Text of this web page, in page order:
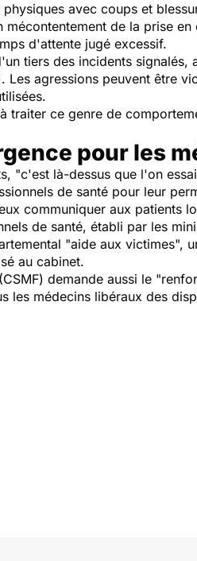
avec coups et
de la prise
d'attente jugé excessif.
tiers des incidents
agressions peuvent être
traiter ce genre de
pour les
"c'est là-dessus que l'on
de santé pour leur
communiquer aux patients
de santé, établi par les
"aide aux victimes",
au cabinet.
demande aussi le
les médecins libéraux des